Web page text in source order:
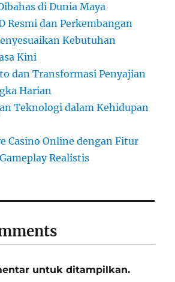
di Dunia Maya
Resmi dan Perkembangan
Kebutuhan
Kini
dan Transformasi Penyajian
Harian
Teknologi dalam Kehidupan
Casino Online dengan Fitur
Realistis
untuk ditampilkan.